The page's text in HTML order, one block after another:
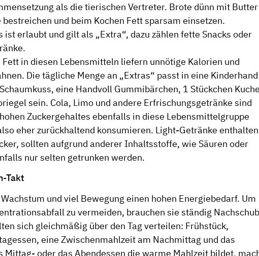
als die tierischen Vertreter. Brote dünn mit Butter
und beim Kochen Fett sparsam einsetzen.
ist erlaubt und gilt als „Extra“, dazu zählen fette Snacks oder
Fett in diesen Lebensmitteln liefern unnötige Kalorien und
Die tägliche Menge an „Extras“ passt in eine
eine Handvoll Gummibärchen, 1 Stückchen
sein. Cola, Limo und andere Erfrischungsgetränke sind
Zuckergehaltes ebenfalls in diese Lebensmittelgruppe
eher zurückhaltend konsumieren. Light-Getränke enthalten
sollten aufgrund anderer Inhaltsstoffe, wie Säuren oder
nur selten getrunken werden.
Takt
und viel Bewegung einen hohen Energiebedarf. Um
zu vermeiden, brauchen sie ständig
sich gleichmäßig über den Tag verteilen: Frühstück,
eine Zwischenmahlzeit am Nachmittag und das
Mittag- oder das Abendessen die warme Mahlzeit bildet,